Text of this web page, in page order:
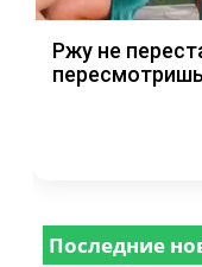
Ржу не